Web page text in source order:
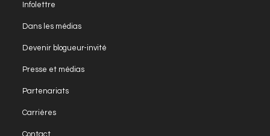
Infolettre
Dans les médias
Devenir blogueur-invité
Presse et médias
Partenariats
Carrières